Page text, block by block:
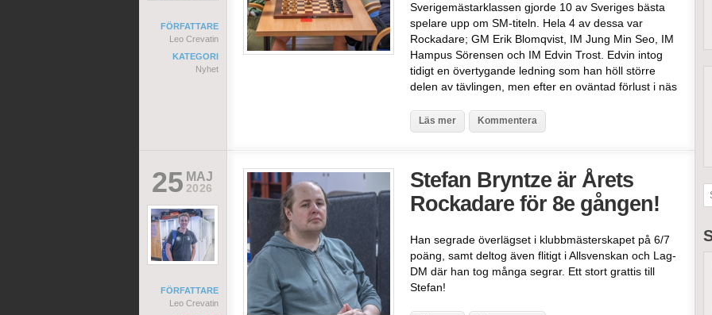
FÖRFATTARE
Leo Crevatin
KATEGORI
Nyhet
Sverigemästarklassen gjorde 10 av Sveriges bästa
spelare upp om SM-titeln. Hela 4 av dessa var
Rockadare; GM Erik Blomqvist, IM Jung Min Seo, IM
Hampus Sörensen och IM Edvin Trost. Edvin intog
tidigt en övertygande ledning som han höll större
delen av tävlingen, men efter en oväntad förlust i näs
Läs mer Kommentera
25 MAJ
2026
FÖRFATTARE
Leo Crevatin
Stefan Bryntze är Årets
Rockadare för 8e gången!
Han segrade överlägset i klubbmästerskapet på 6/7
poäng, samt deltog även flitigt i Allsvenskan och Lag-
DM där han tog många segrar. Ett stort grattis till
Stefan!